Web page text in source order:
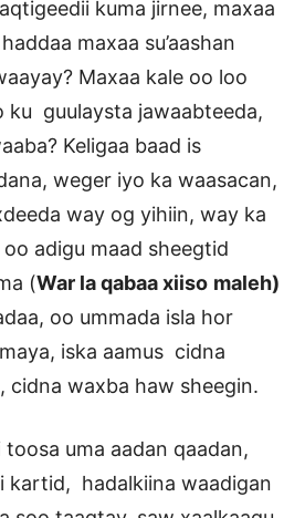
kuma jirnee, maxaa
maxaa su’aashan
Maxaa kale oo loo
ku guulaysta jawaabteeda,
Keligaa baad is
weger iyo ka waasacan,
way og yihiin, way ka
adigu maad sheegtid
(War la qabaa xiiso maleh)
oo ummada isla hor
iska aamus cidna
cidna waxba haw sheegin.
toosa uma aadan qaadan,
kartid, hadalkiina waadigan